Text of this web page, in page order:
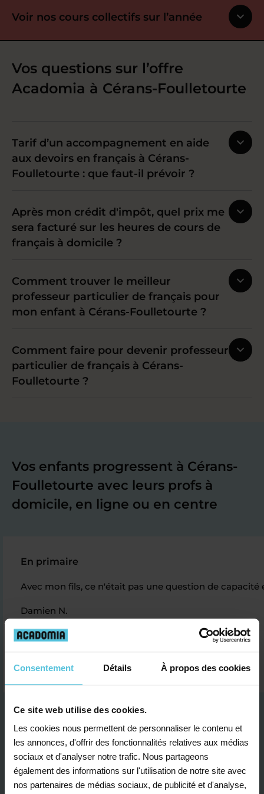
Consentement Détails À propos des cookies
Ce site web utilise des cookies.
Les cookies nous permettent de personnaliser le contenu et
les annonces, d'offrir des fonctionnalités relatives aux médias
sociaux et d'analyser notre trafic. Nous partageons
également des informations sur l'utilisation de notre site avec
nos partenaires de médias sociaux, de publicité et d'analyse,
Voir nos cours collectifs sur l’année
Vos questions sur l’offre
Acadomia à Cérans-Foulletourte
Tarif d’un accompagnement en aide
aux devoirs en français à Cérans-
Foulletourte : que faut-il prévoir ?
Après mon crédit d'impôt, quel prix me
sera facturé sur les heures de cours de
français à domicile ?
Comment trouver le meilleur
professeur particulier de français pour
mon enfant à Cérans-Foulletourte ?
Comment faire pour devenir professeur
particulier de français à Cérans-
Foulletourte ?
Vos enfants progressent à Cérans-
Foulletourte avec leurs profs à
domicile, en ligne ou en centre
En primaire
Avec mon fils, ce n'était pas une question de
Damien N.
Je contacte un conseiller